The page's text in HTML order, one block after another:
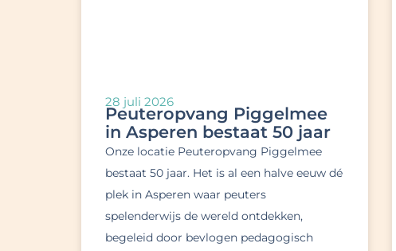
28 juli 2026
Peuteropvang Piggelmee
in Asperen bestaat 50 jaar
Onze locatie Peuteropvang Piggelmee
bestaat 50 jaar. Het is al een halve eeuw dé
plek in Asperen waar peuters
spelenderwijs de wereld ontdekken,
begeleid door bevlogen pedagogisch